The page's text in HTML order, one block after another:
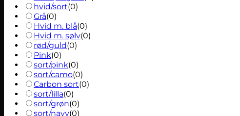
hvid/sort(0)
Grå(0)
Hvid m. blå(0)
Hvid m. sølv(0)
rød/guld(0)
Pink(0)
sort/pink(0)
sort/camo(0)
Carbon sort(0)
sort/lilla(0)
sort/grøn(0)
sort/navy(0)